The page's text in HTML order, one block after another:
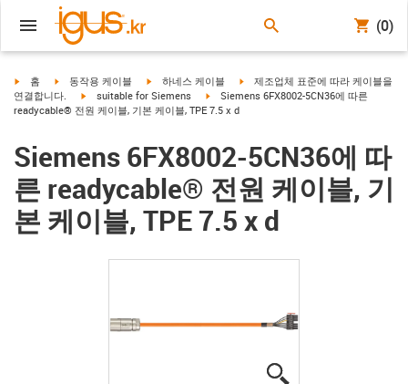
(0)
igus-icon-arrow-right
홈 igus-icon-arrow-right
동작용 케이블 igus-icon-arrow-right
하네스 케이블 igus-icon-arrow-right
제조업체 표준에 따라 케이블을
연결합니다.
igus-icon-arrow-right
suitable for Siemens igus-icon-arrow-right
Siemens 6FX8002-5CN36에 따른
readycable® 전원 케이블, 기본 케이블, TPE 7.5 x d
Siemens 6FX8002-5CN36에 따
른 readycable® 전원 케이블, 기
본 케이블, TPE 7.5 x d